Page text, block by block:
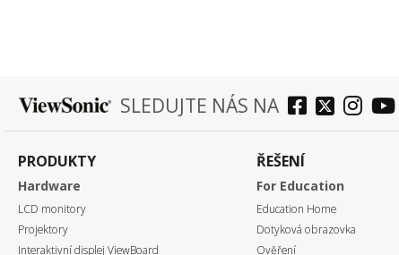
SLEDUJTE NÁS NA
PRODUKTY
Hardware
LCD monitory
Projektory
Interaktivní displej ViewBoard
ŘEŠENÍ
For Education
Education Home
Dotyková obrazovka
Ověření